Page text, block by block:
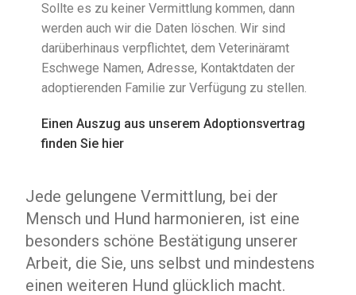
Sollte es zu keiner Vermittlung kommen, dann
werden auch wir die Daten löschen. Wir sind
darüberhinaus verpflichtet, dem Veterinäramt
Eschwege Namen, Adresse, Kontaktdaten der
adoptierenden Familie zur Verfügung zu stellen.
Einen Auszug aus unserem Adoptionsvertrag
finden Sie hier
Jede gelungene Vermittlung, bei der
Mensch und Hund harmonieren, ist eine
besonders schöne Bestätigung unserer
Arbeit, die Sie, uns selbst und mindestens
einen weiteren Hund glücklich macht.